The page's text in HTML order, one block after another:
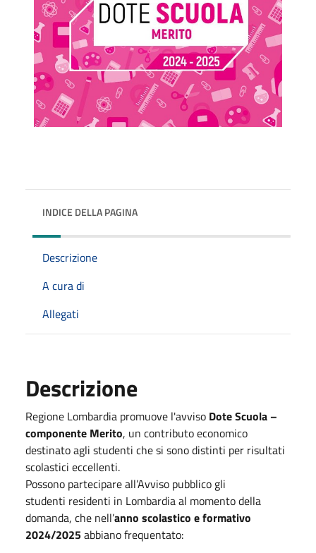
INDICE DELLA PAGINA
Descrizione
A cura di
Allegati
Descrizione
Regione Lombardia promuove l'avviso Dote Scuola –
componente Merito, un contributo economico
destinato agli studenti che si sono distinti per risultati
scolastici eccellenti.
Possono partecipare all’Avviso pubblico gli
studenti residenti in Lombardia al momento della
domanda, che nell’anno scolastico e formativo
2024/2025abbiano frequentato: